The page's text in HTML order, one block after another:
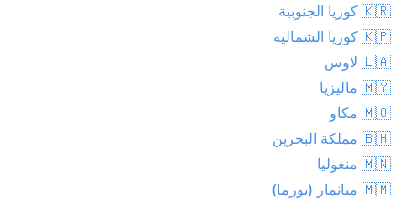
🇰🇷 كوريا الجنوبية
🇰🇵 كوريا الشمالية
🇱🇦 لاوس
🇲🇾 ماليزيا
🇲🇴 مكاو
🇧🇭 مملكة البحرين
🇲🇳 منغوليا
🇲🇲 ميانمار (بورما)